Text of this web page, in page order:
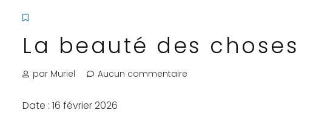
La beauté des choses
par Muriel Aucun commentaire
Date : 16 février 2026